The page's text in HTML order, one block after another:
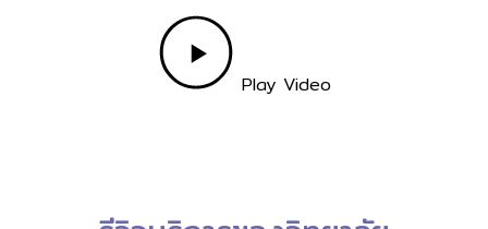
Play Video